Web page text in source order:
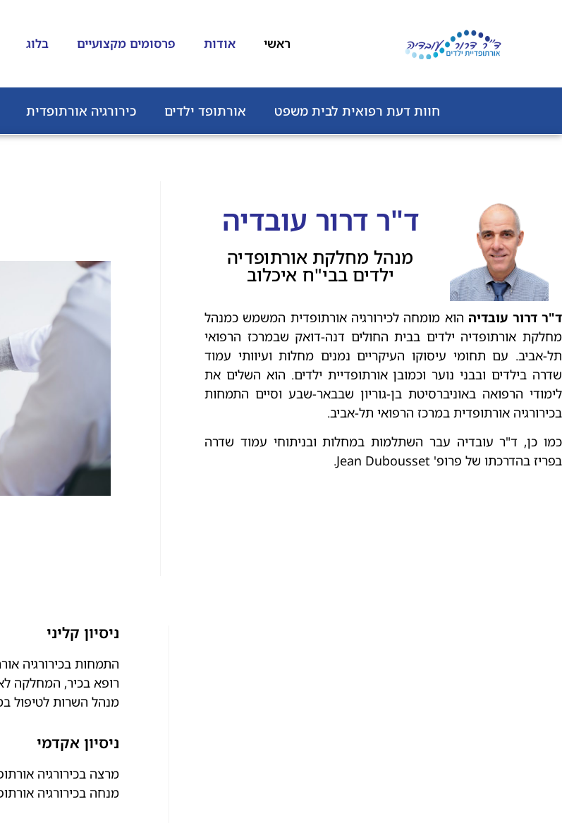
ראשי אודות פרסומים מקצועיים בלוג
חוות דעת רפואית לבית משפט אורתופד ילדים כירורגיה אורתופדית
ד"ר דרור עובדיה
מנהל מחלקת אורתופדיה
ילדים בבי"ח איכלוב
ד"ר דרור עובדיה הוא מומחה לכירורגיה אורתופדית המשמש כמנהל
מחלקת אורתופדיה ילדים בבית החולים דנה-דואק שבמרכז הרפואי
תל-אביב. עם תחומי עיסוקו העיקריים נמנים מחלות ועיוותי עמוד
שדרה בילדים ובבני נוער וכמובן אורתופדיית ילדים. הוא השלים את
לימודי הרפואה באוניברסיטת בן-גוריון שבבאר-שבע וסיים התמחות
בכירורגיה אורתופדית במרכז הרפואי תל-אביב.
כמו כן, ד"ר עובדיה עבר השתלמות במחלות ובניתוחי עמוד שדרה
בפריז בהדרכתו של פרופ' Jean Dubousset.
ניסיון קליני
התמחות בכירורגיה
רופא בכיר, המחלקה
מנהל השרות לטיפול
ניסיון אקדמי
מרצה בכירורגיה
מנחה בכירורגיה